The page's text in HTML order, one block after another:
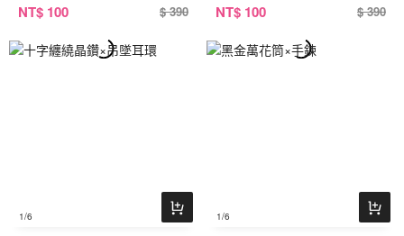
NT$ 100 $ 390 NT$ 100 $ 390
1/6 1/6